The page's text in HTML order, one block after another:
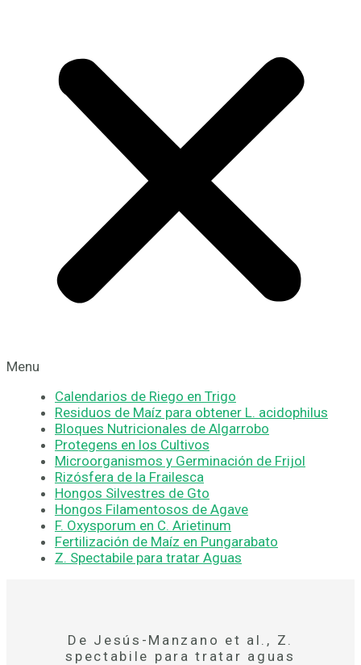
Menu
Calendarios de Riego en Trigo
Residuos de Maíz para obtener L. acidophilus
Bloques Nutricionales de Algarrobo
Protegens en los Cultivos
Microorganismos y Germinación de Frijol
Rizósfera de la Frailesca
Hongos Silvestres de Gto
Hongos Filamentosos de Agave
F. Oxysporum en C. Arietinum
Fertilización de Maíz en Pungarabato
Z. Spectabile para tratar Aguas
De Jesús-Manzano et al., Z.
spectabile para tratar aguas